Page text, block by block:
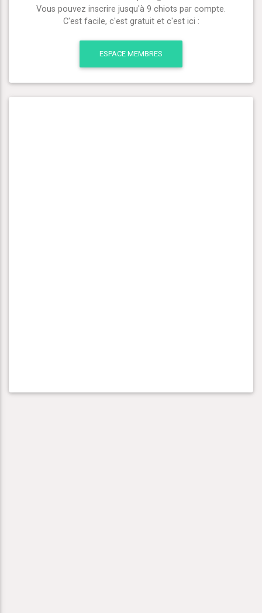
Vous pouvez inscrire jusqu'à 9 chiots par compte.
C'est facile, c'est gratuit et c'est ici :
ESPACE MEMBRES